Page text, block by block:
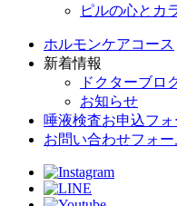
ピルの心とカ
ホルモンケアコース
新着情報
ドクターブロ
お知らせ
唾液検査お申込フォ
お問い合わせフォー